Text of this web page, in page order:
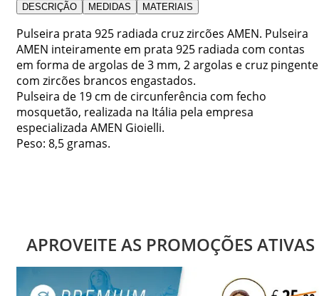
DESCRIÇÃO MEDIDAS MATERIAIS
Pulseira prata 925 radiada cruz zircões AMEN. Pulseira
AMEN inteiramente em prata 925 radiada com contas
em forma de argolas de 3 mm, 2 argolas e cruz pingente
com zircões brancos engastados.
Pulseira de 19 cm de circunferência com fecho
mosquetão, realizada na Itália pela empresa
especializada AMEN Gioielli.
Peso: 8,5 gramas.
APROVEITE AS PROMOÇÕES ATIVAS